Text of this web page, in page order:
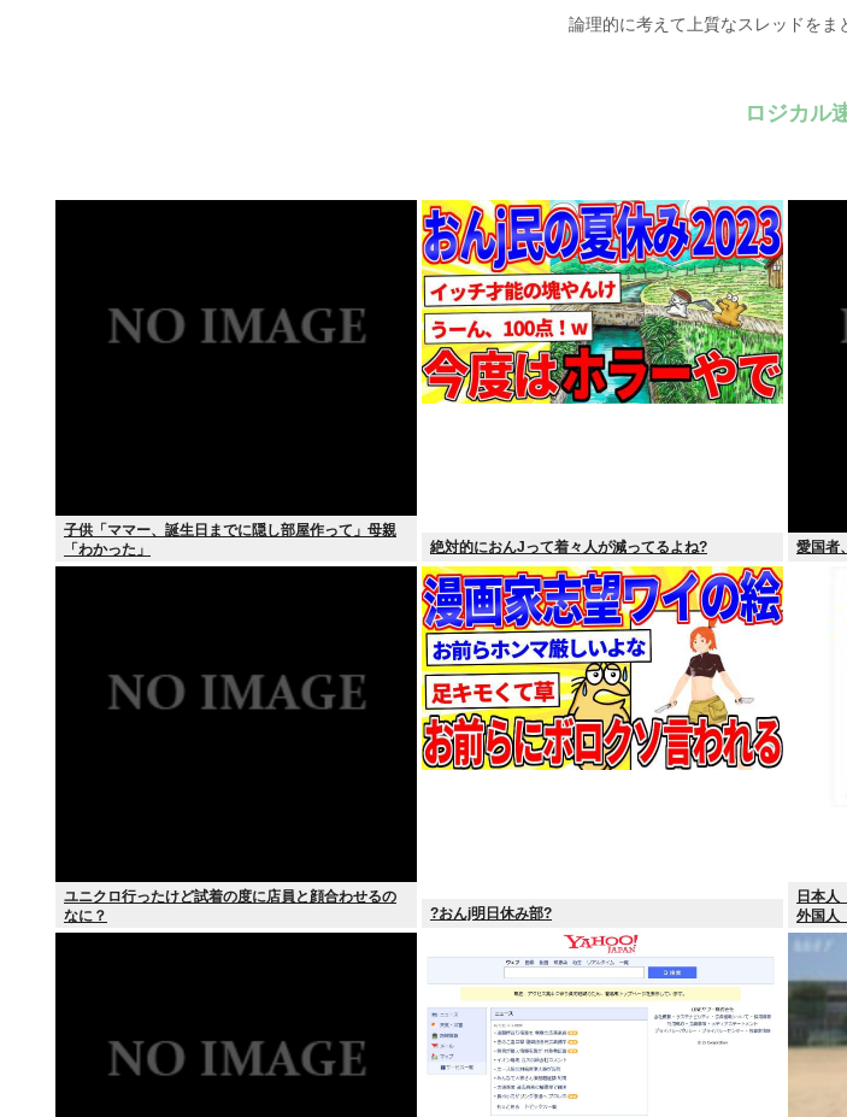
論理的に考えて上質なスレッドをま
ロジカル
子供「ママー、誕生日までに隠し部屋作って」母親
「わかった」
絶対的におんJって着々人が減ってるよね? 愛国者
ユニクロ行ったけど試着の度に店員と顔合わせるの
なに？
?おんj明日休み部?
日本人
外国人